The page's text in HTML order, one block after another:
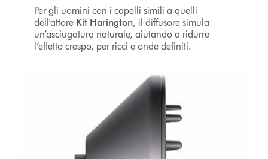
Per gli uomini con i capelli simili a quelli
dell'attoreKit Harington, il diffusore simula
un’asciugatura naturale, aiutando a ridurre
l’effetto crespo, per ricci e onde definiti.